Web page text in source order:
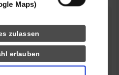
Maps)
zulassen
erlauben